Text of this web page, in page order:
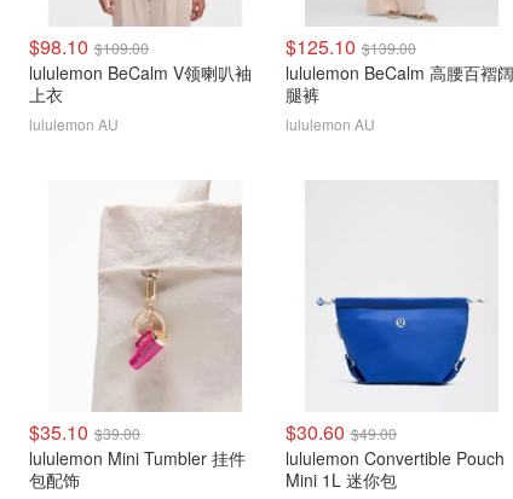
$98.10 $109.00
lululemon BeCalm V领喇叭袖
上衣
lululemon AU
$125.10 $139.00
lululemon BeCalm 高腰百褶阔
腿裤
lululemon AU
$35.10 $39.00
lululemon Mini Tumbler 挂件
包配饰
$30.60 $49.00
lululemon Convertible Pouch
Mini 1L 迷你包